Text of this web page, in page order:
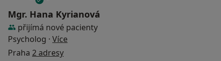
Mgr. Hana Kyrianová
přijímá nové pacienty
Psycholog · Více
Praha 2 adresy